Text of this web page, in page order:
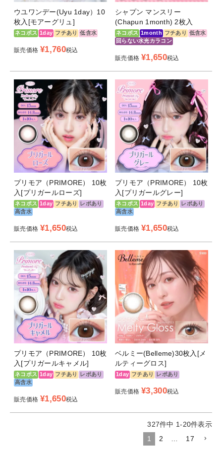
ウユワンデー(Uyu 1day）10
枚入[モアーグリュ]
ネコポス 1day フチあり 低含水
販売価格 ¥1,760税込
シャプン マンスリー
(Chapun 1month) 2枚入
ネコポス 1month フチあり 低含水
回らない水光カラコン
販売価格 ¥1,650税込
プリモア（PRIMORE） 10枚
入[プリガールローズ]
ネコポス 1day フチあり
レポあり
高含水
販売価格 ¥1,650税込
プリモア（PRIMORE） 10枚
入[プリガールグレー]
ネコポス 1day フチあり
レポあり
高含水
販売価格 ¥1,650税込
プリモア（PRIMORE） 10枚
入[プリガールキャメル]
ネコポス 1day フチあり
レポあり
高含水
販売価格 ¥1,650税込
ベルミー(Belleme)30枚入[メ
ルティーグロス]
1day フチあり レポあり
販売価格 ¥3,300税込
327件中 1-20件表示
1
2 17